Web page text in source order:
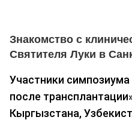
Знакомство с
Святителя Луки в
Участники
после
Кыргызстана,